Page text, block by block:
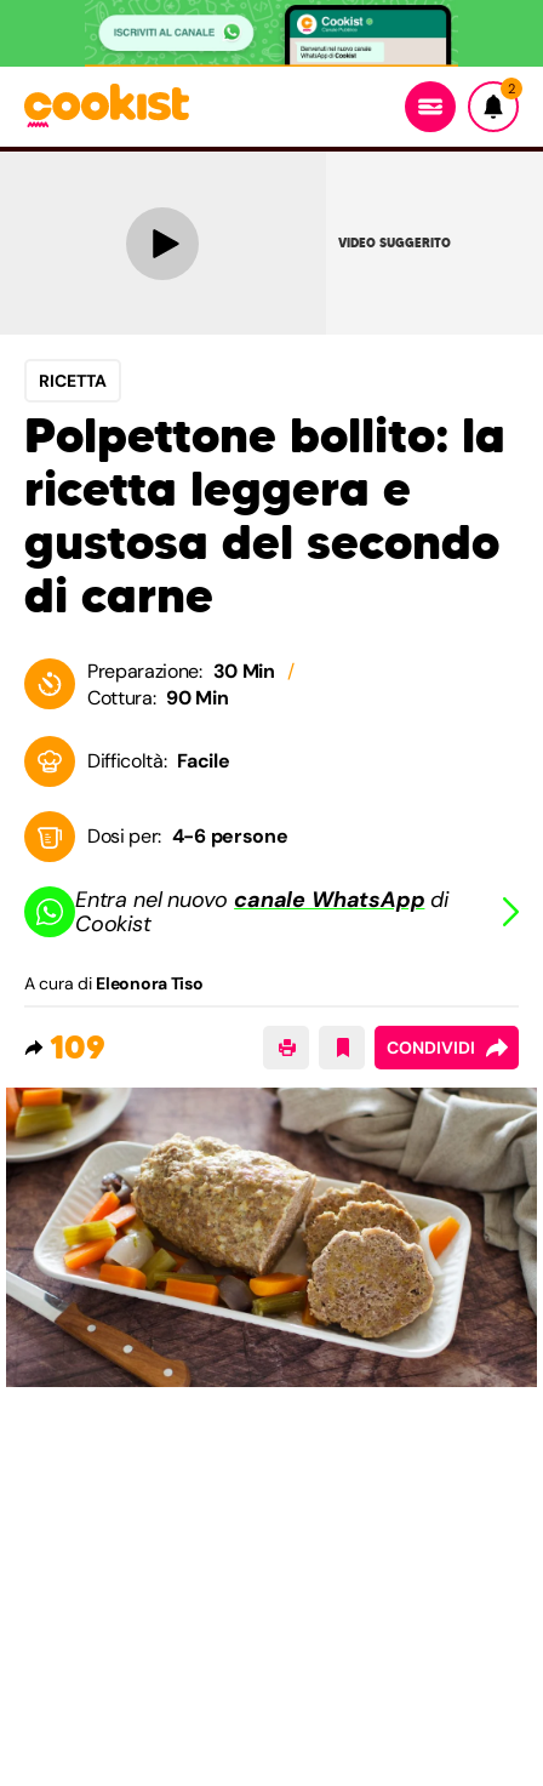
2
VIDEO SUGGERITO
RICETTA
Polpettone bollito: la
ricetta leggera e
gustosa del secondo
di carne
Preparazione: 30 Min
Cottura: 90 Min
Difficoltà: Facile
Dosi per: 4-6 persone
Entra nel nuovocanale WhatsApp di
Cookist
A cura di Eleonora Tiso
109 CONDIVIDI